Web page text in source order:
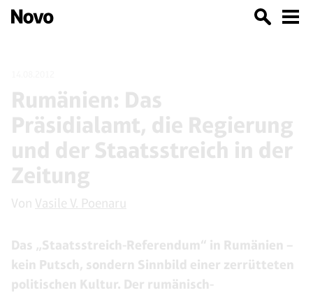
Rumänien: Das
Präsidialamt, die Regierung
und der Staatsstreich in der
Zeitung
Von Vasile V. Poenaru
Das „Staatsstreich-Referendum“ in Rumänien –
kein Putsch, sondern Sinnbild einer zerrütteten
politischen Kultur. Der rumänisch-